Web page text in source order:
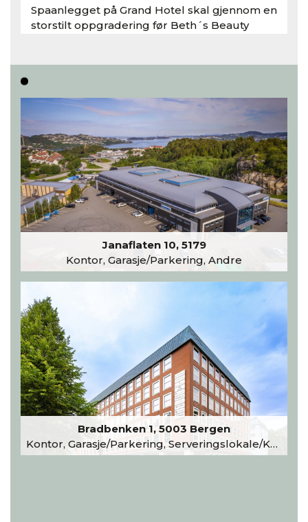
Spaanlegget på Grand Hotel skal gjennom en
storstilt oppgradering før Beth´s Beauty
Les hele artikkelen
Janaflaten 10, 5179
Kontor, Garasje/Parkering, Andre
Bradbenken 1, 5003 Bergen
Kontor, Garasje/Parkering, Serveringslokale/Kantine, Undervisning/Arrangement